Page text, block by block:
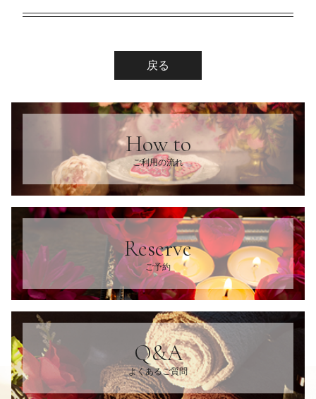
戻る
How to
ご利用の流れ
Reserve
ご予約
Q&A
よくあるご質問